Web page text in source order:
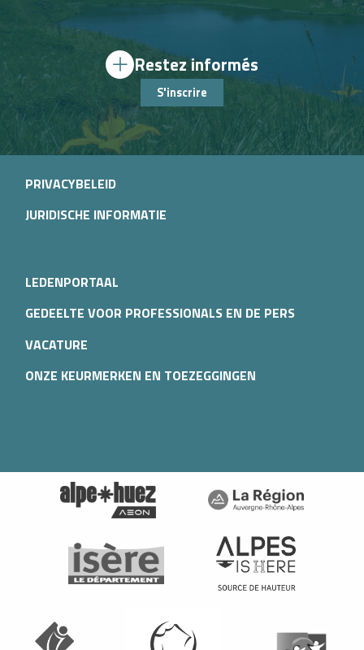
Restez informés
S'inscrire
PRIVACYBELEID
JURIDISCHE INFORMATIE
LEDENPORTAAL
GEDEELTE VOOR PROFESSIONALS EN DE PERS
VACATURE
ONZE KEURMERKEN EN TOEZEGGINGEN